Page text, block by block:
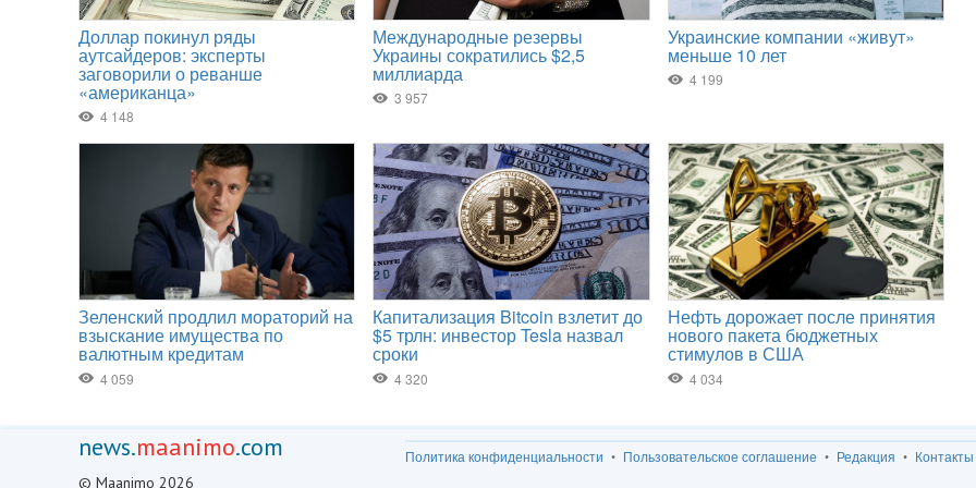
news.maanimo.com
© Maanimo 2026
Политика конфиденциальности Пользовательское соглашение Редакция Контакты